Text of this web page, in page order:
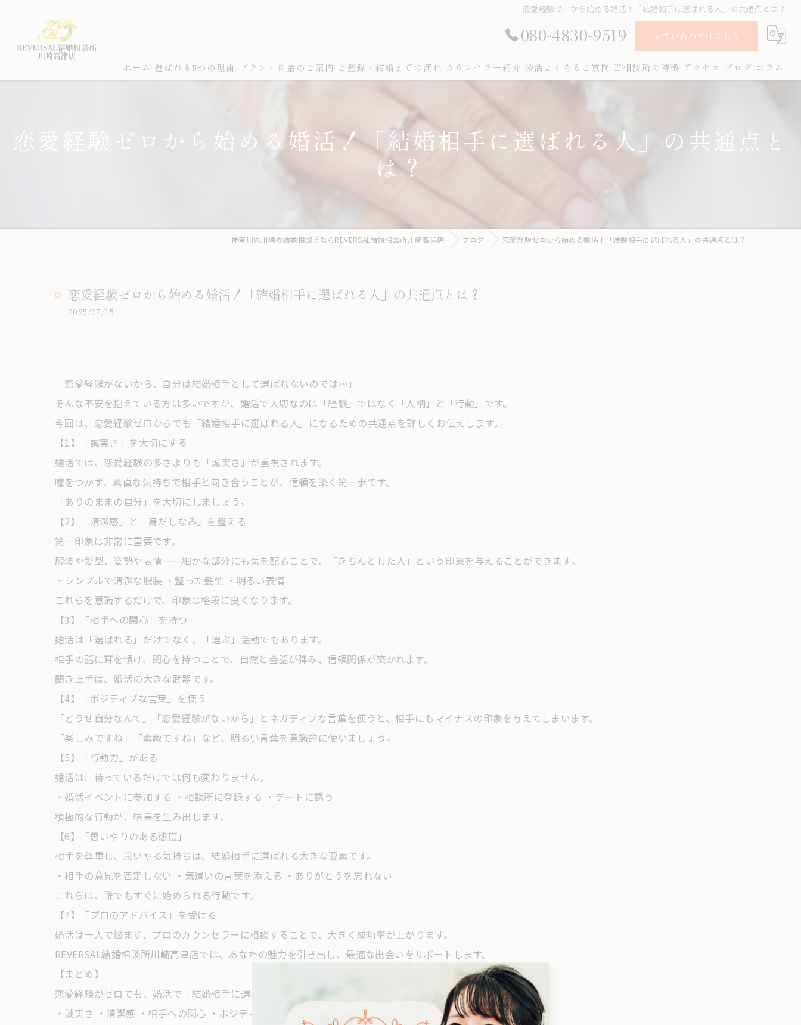
恋愛経験ゼロから始める婚活！「結婚相手に選ばれる人」の共通点とは？
080-4830-9519 お問い合わせはこちら
ホーム 選ばれる5つの理由 プラン・料金のご案内 ご登録・結婚までの流れ カウンセラー紹介 婚活よくあるご質問 当相談所の特徴
お見合い
アクセス ブログ コラム
恋愛経験ゼロから始める婚活！「結婚相手に選ばれる人」の共通点と
は？
神奈川県川崎の結婚相談所ならREVERSAL結婚相談所川崎高津店 ブログ 恋愛経験ゼロから始める婚活！「結婚相手に選ばれる人」の共通点とは？
恋愛経験ゼロから始める婚活！「結婚相手に選ばれる人」の共通点とは？
2025/07/15
「恋愛経験がないから、自分は結婚相手として選ばれないのでは…」
そんな不安を抱えている方は多いですが、婚活で大切なのは「経験」ではなく「人柄」と「行動」です。
今回は、恋愛経験ゼロからでも「結婚相手に選ばれる人」になるための共通点を詳しくお伝えします。
【1】「誠実さ」を大切にする
婚活では、恋愛経験の多さよりも「誠実さ」が重視されます。
嘘をつかず、素直な気持ちで相手と向き合うことが、信頼を築く第一歩です。
「ありのままの自分」を大切にしましょう。
【2】「清潔感」と「身だしなみ」を整える
第一印象は非常に重要です。
服装や髪型、姿勢や表情——細かな部分にも気を配ることで、「きちんとした人」という印象を与えることができます。
・シンプルで清潔な服装 ・整った髪型 ・明るい表情
これらを意識するだけで、印象は格段に良くなります。
【3】「相手への関心」を持つ
婚活は「選ばれる」だけでなく、「選ぶ」活動でもあります。
相手の話に耳を傾け、関心を持つことで、自然と会話が弾み、信頼関係が築かれます。
聞き上手は、婚活の大きな武器です。
【4】「ポジティブな言葉」を使う
「どうせ自分なんて」「恋愛経験がないから」とネガティブな言葉を使うと、相手にもマイナスの印象を与えてしまいます。
「楽しみですね」「素敵ですね」など、明るい言葉を意識的に使いましょう。
【5】「行動力」がある
婚活は、待っているだけでは何も変わりません。
・婚活イベントに参加する ・相談所に登録する ・デートに誘う
積極的な行動が、結果を生み出します。
【6】「思いやりのある態度」
相手を尊重し、思いやる気持ちは、結婚相手に選ばれる大きな要素です。
・相手の意見を否定しない ・気遣いの言葉を添える ・ありがとうを忘れない
これらは、誰でもすぐに始められる行動です。
【7】「プロのアドバイス」を受ける
婚活は一人で悩まず、プロのカウンセラーに相談することで、大きく成功率が上がります。
REVERSAL結婚相談所川崎高津店では、あなたの魅力を引き出し、最適な出会いをサポートします。
【まとめ】
恋愛経験がゼロでも、婚活で「結婚相手に選ばれる人」になることは十分可能です。
・誠実さ ・清潔感 ・相手への関心 ・ポジティブさ ・行動力 ・思いやり